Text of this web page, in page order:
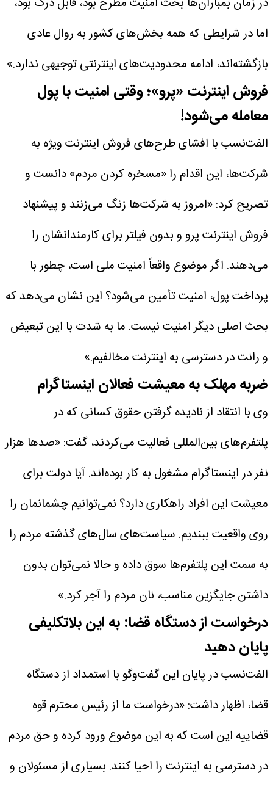
اما در شرایطی که همه بخش‌های کشور به روال عادی
بازگشته‌اند، ادامه محدودیت‌های اینترنتی توجیهی ندارد.»
فروش اینترنت «پرو»؛ وقتی امنیت با پول
معامله می‌شود!
الفت‌نسب با افشای طرح‌های فروش اینترنت ویژه به
شرکت‌ها، این اقدام را «مسخره کردن مردم» دانست و
تصریح کرد: «امروز به شرکت‌ها زنگ می‌زنند و پیشنهاد
فروش اینترنت پرو و بدون فیلتر برای کارمندانشان را
می‌دهند. اگر موضوع واقعاً امنیت ملی است، چطور با
پرداخت پول، امنیت تأمین می‌شود؟ این نشان می‌دهد که
بحث اصلی دیگر امنیت نیست. ما به شدت با این تبعیض
و رانت در دسترسی به اینترنت مخالفیم.»
ضربه مهلک به معیشت فعالان اینستاگرام
وی با انتقاد از نادیده گرفتن حقوق کسانی که در
پلتفرم‌های بین‌المللی فعالیت می‌کردند، گفت: «صدها هزار
نفر در اینستاگرام مشغول به کار بوده‌اند. آیا دولت برای
معیشت این افراد راهکاری دارد؟ نمی‌توانیم چشمانمان را
روی واقعیت ببندیم. سیاست‌های سال‌های گذشته مردم را
به سمت این پلتفرم‌ها سوق داده و حالا نمی‌توان بدون
داشتن جایگزین مناسب، نان مردم را آجر کرد.»
درخواست از دستگاه قضا: به این بلاتکلیفی
پایان دهید
الفت‌نسب در پایان این گفت‌وگو با استمداد از دستگاه
قضا، اظهار داشت: «درخواست ما از رئیس محترم قوه
قضاییه این است که به این موضوع ورود کرده و حق مردم
در دسترسی به اینترنت را احیا کنند. بسیاری از مسئولان و